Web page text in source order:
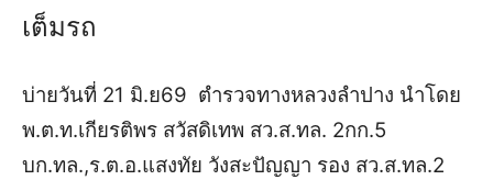
เต็มรถ
บ่ายวันที่ 21 มิ.ย69 ตำรวจทางหลวงลำปาง นำโดย
พ.ต.ท.เกียรติพร สวัสดิเทพ สว.ส.ทล. 2กก.5
บก.ทล.,ร.ต.อ.แสงทัย วังสะปัญญา รอง สว.ส.ทล.2